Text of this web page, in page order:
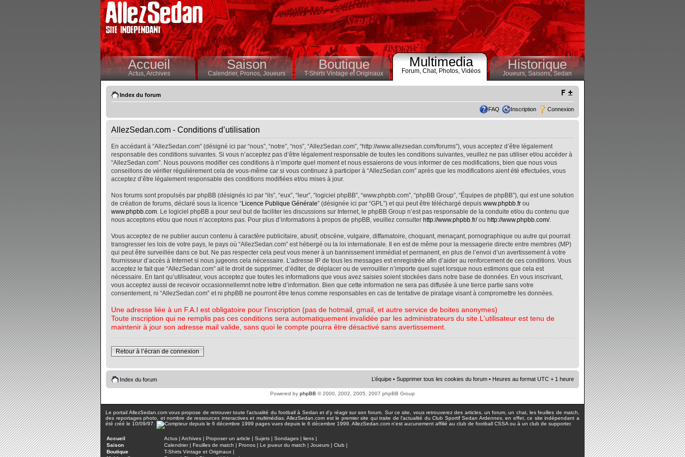
Accueil
Actus,Archives
Saison
Calendrier,Pronos, Joueurs
Boutique
T-Shirts Vintage et Originaux
Multimedia
Forum, Chat, Photos, Vidéos Historique
Joueurs, Saisons,Sedan
Index du forum
FAQ Inscription Connexion
AllezSedan.com - Conditions d’utilisation
En accédant à “AllezSedan.com” (désigné ici par “nous”, “notre”, “nos”, “AllezSedan.com”, “http://www.allezsedan.com/forums”), vous acceptez d’être légalement
responsable des conditions suivantes. Si vous n’acceptez pas d’être légalement responsable de toutes les conditions suivantes, veuillez ne pas utiliser et/ou accéder à
“AllezSedan.com”. Nous pouvons modifier ces conditions à n’importe quel moment et nous essaierons de vous informer de ces modifications, bien que nous vous
conseillons de vérifier régulièrement cela de vous-même car si vous continuez à participer à “AllezSedan.com” après que les modifications aient été effectuées, vous
acceptez d’être légalement responsable des conditions modifiées et/ou mises à jour.
Nos forums sont propulsés par phpBB (désignés ici par “ils”, “eux”, “leur”, “logiciel phpBB”, “www.phpbb.com”, “phpBB Group”, “Équipes de phpBB”), qui est une solution
de création de forums, déclaré sous la licence “Licence Publique Générale” (désignée ici par “GPL”) et qui peut être téléchargé depuis www.phpbb.fr ou
www.phpbb.com. Le logiciel phpBB a pour seul but de faciliter les discussions sur Internet, le phpBB Group n’est pas responsable de la conduite et/ou du contenu que
nous acceptons et/ou que nous n’acceptons pas. Pour plus d’informations à propos de phpBB, veuillez consulter http://www.phpbb.fr/ou http://www.phpbb.com/.
Vous acceptez de ne publier aucun contenu à caractère publicitaire, abusif, obscène, vulgaire, diffamatoire, choquant, menaçant, pornographique ou autre qui pourrait
transgresser les lois de votre pays, le pays où “AllezSedan.com” est hébergé ou la loi internationale. Il en est de même pour la messagerie directe entre membres (MP)
qui peut être surveillée dans ce but. Ne pas respecter cela peut vous mener à un bannissement immédiat et permanent, en plus de l’envoi d’un avertissement à votre
fournisseur d’accès à Internet si nous jugeons cela nécessaire. L’adresse IP de tous les messages est enregistrée afin d’aider au renforcement de ces conditions. Vous
acceptez le fait que “AllezSedan.com” ait le droit de supprimer, d’éditer, de déplacer ou de verrouiller n’importe quel sujet lorsque nous estimons que cela est
nécessaire. En tant qu’utilisateur, vous acceptez que toutes les informations que vous avez saisies soient stockées dans notre base de données. En vous inscrivant,
vous acceptez aussi de recevoir occasionnellemnt notre lettre d’information. Bien que cette information ne sera pas diffusée à une tierce partie sans votre
consentement, ni “AllezSedan.com” et ni phpBB ne pourront être tenus comme responsables en cas de tentative de piratage visant à compromettre les données.
Une adresse liée à un F.A.I est obligatoire pour l’inscription (pas de hotmail, gmail, et autre service de boites anonymes)
Toute inscription qui ne remplis pas ces conditions sera automatiquement invalidée par les administrateurs du site.L'utilisateur est tenu de
maintenir à jour son adresse mail valide, sans quoi le compte pourra être désactivé sans avertissement.
Retour à l’écran de connexion
Index du forum L’équipe • Supprimer tous les cookies du forum • Heures au format UTC + 1 heure
Powered by phpBB © 2000, 2002, 2005, 2007 phpBB Group
Le portail AllezSedan.com vous propose de retrouver toute l'actualité du football à Sedan et d'y réagir sur son forum. Sur ce site, vous retrouverez des articles, un forum, un chat, les feuilles de match,
des reportages photo, et nombre de ressources interactives et multimédias. AllezSedan.com est le premier site qui traite de l'actualité du Club Sportif Sedan Ardennes, en effet, ce site indépendant a
été créé le 10/09/97.
pages vues depuis le 6 décembre 1999. AllezSedan.com n'est aucunement affilié au club de football CSSA ou à un club de supporter.
Accueil Actus | Archives | Proposer un article | Sujets | Sondages | liens |
Saison
Calendrier| Feuilles de match | Pronos | Le joueur du match | Joueurs | Club |
Boutique
T-Shirts Vintage et Originaux |